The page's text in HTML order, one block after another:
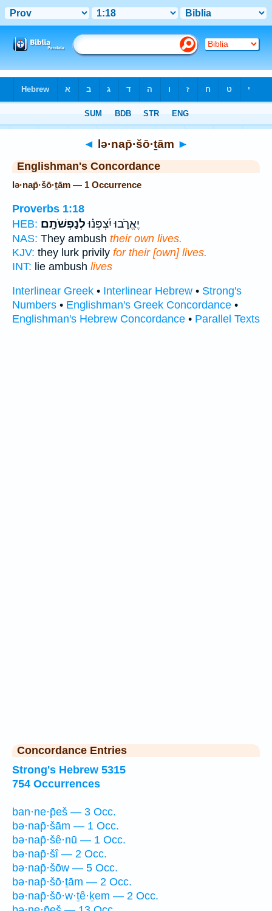
◄ lə·nap̄·šō·ṯām ►
Englishman's Concordance
lə·nap̄·šō·ṯām — 1 Occurrence
Proverbs 1:18
HEB:
יֶאֱרֹ֑בוּ יִ֝צְפְּנ֗וּלְנַפְשֹׁתָֽם׃
NAS: They ambush their own lives.
KJV: they lurk privily for their [own] lives.
INT: lie ambush lives
Interlinear Greek • Interlinear Hebrew • Strong's
Numbers • Englishman's Greek Concordance •
Englishman's Hebrew Concordance • Parallel Texts
Concordance Entries
Strong's Hebrew 5315
754 Occurrences
ban·ne·p̄eš — 3 Occ.
bə·nap̄·šām — 1 Occ.
bə·nap̄·šê·nū — 1 Occ.
bə·nap̄·šî — 2 Occ.
bə·nap̄·šōw — 5 Occ.
bə·nap̄·šō·ṯām — 2 Occ.
bə·nap̄·šō·w·ṯê·ḵem — 2 Occ.